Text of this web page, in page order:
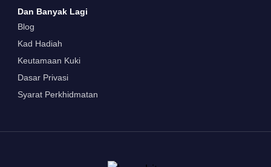
Dan Banyak Lagi
Blog
Kad Hadiah
Keutamaan Kuki
Dasar Privasi
Syarat Perkhidmatan